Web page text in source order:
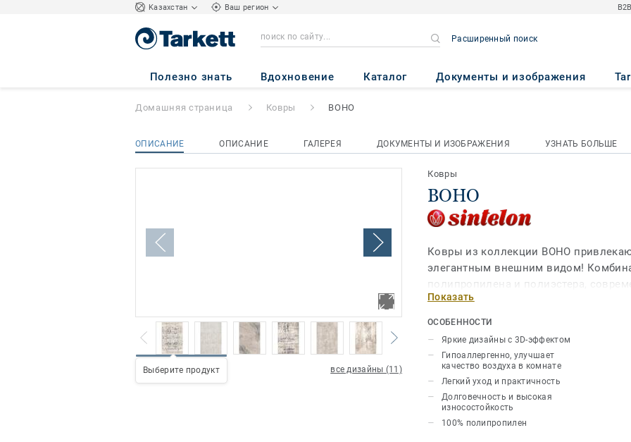
Kазахстан Ваш регион
Расширенный поиск
Полезно знать Вдохновение Каталог Документы и изображения
BOHO
Домашняя страница Ковры BOHO
ОПИСАНИЕ ОПИСАНИЕ ГАЛЕРЕЯ ДОКУМЕНТЫ И ИЗОБРАЖЕНИЯ УЗНАТЬ БОЛЬШЕ
Выберите продукт все дизайны (11)
Ковры
BOHO
Ковры из коллекции BOHO
элегантным внешним видом!
полипропилена и полиэстера,
актуальности классические
и исключительная плотность
эффект, который делает интерьерное
роскошным и запоминающимся, а
прикосновения – незабываемым.
Показать
ОСОБЕННОСТИ
Яркие дизайны с 3D-эффектом
Гипоаллергенно, улучшает
качество воздуха в комнате
Легкий уход и практичность
Долговечность и высокая
износостойкость
100% полипропилен